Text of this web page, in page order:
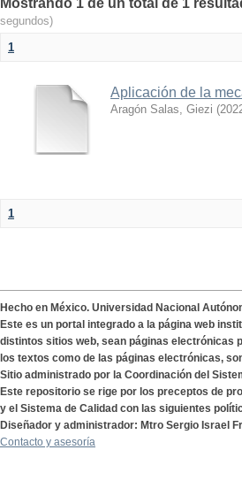
Mostrando 1 de un total de 1
segundos)
1
Aplicación de la
Aragón Salas, Giezi (
1
Hecho en México. Universidad Nacional
Este es un portal integrado a la página web
distintos sitios web, sean páginas electrónicas
los textos como de las páginas electrónicas,
Sitio administrado por la Coordinación del
Este repositorio se rige por los preceptos de
y el Sistema de Calidad con las siguientes
Diseñador y administrador: Mtro Sergio Israel
Contacto y asesoría